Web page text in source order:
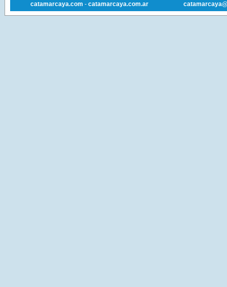
catamarcaya.com - catamarcaya.com.ar